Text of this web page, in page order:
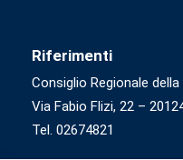
Riferimenti
Consiglio Regionale
Via Fabio Flizi, 22 –
Tel. 02674821